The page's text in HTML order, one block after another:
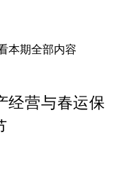
本期全部内容
经营与春运保